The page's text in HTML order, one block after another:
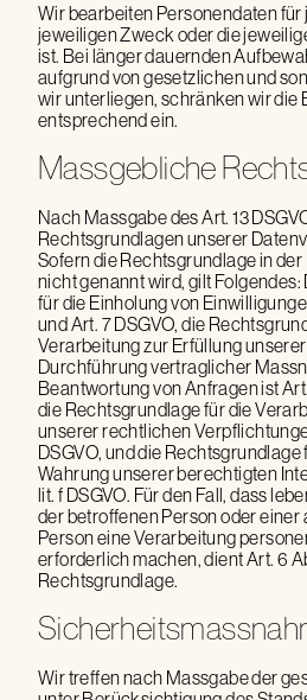
Wir bearbeiten Personendaten für
jeweiligen Zweck oder die
ist. Bei länger dauernden
aufgrund von gesetzlichen und
wir unterliegen, schränken wir die
entsprechend ein.
Massgebliche
Nach Massgabe des Art. 13
Rechtsgrundlagen unserer
Sofern die Rechtsgrundlage in
nicht genannt wird, gilt
für die Einholung von
und Art. 7 DSGVO, die
Verarbeitung zur Erfüllung
Durchführung vertraglicher
Beantwortung von Anfragen ist Art.
die Rechtsgrundlage für die
unserer rechtlichen
DSGVO, und die
Wahrung unserer berechtigten
lit. f DSGVO. Für den Fall, dass
der betroffenen Person oder
Person eine Verarbeitung
erforderlich machen, dient Art. 6
Rechtsgrundlage.
Wir treffen nach Massgabe der